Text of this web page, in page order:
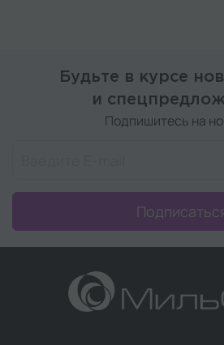
Будьте в курсе
и
Подпишитесь на